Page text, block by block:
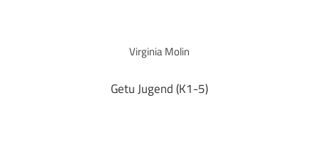
Virginia Molin
Getu Jugend (K1-5)